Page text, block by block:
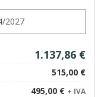
1.137,86 €
515,00 €
495,00 € + IVA